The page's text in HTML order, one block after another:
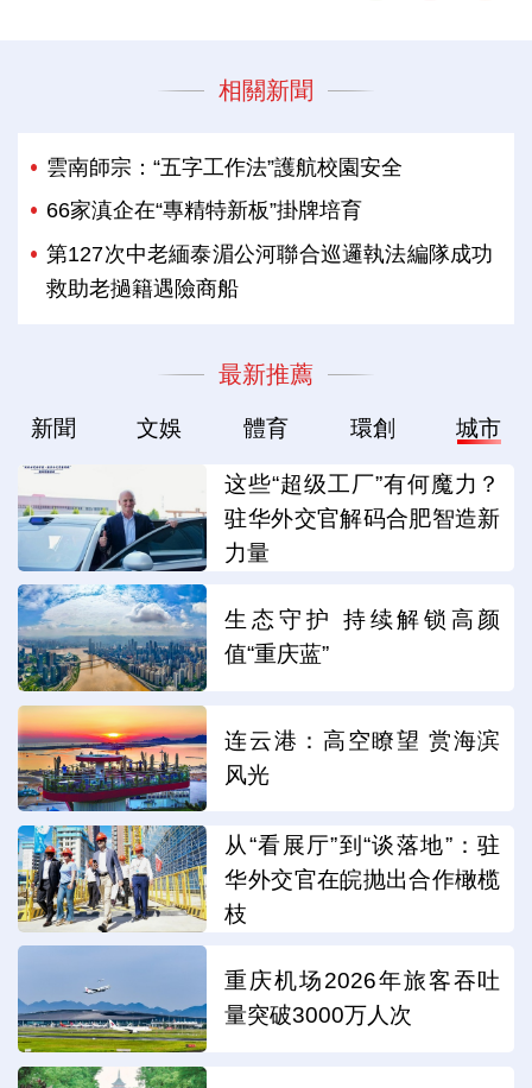
相關新聞
雲南師宗：“五字工作法”護航校園安全
66家滇企在“專精特新板”掛牌培育
第127次中老緬泰湄公河聯合巡邏執法編隊成功
救助老撾籍遇險商船
最新推薦
新聞 文娛 體育 環創 城市
这些“超级工厂”有何魔力？
驻华外交官解码合肥智造新
力量
生态守护 持续解锁高颜
值“重庆蓝”
连云港：高空瞭望 赏海滨
风光
从“看展厅”到“谈落地”：驻
华外交官在皖抛出合作橄榄
枝
重庆机场2026年旅客吞吐
量突破3000万人次